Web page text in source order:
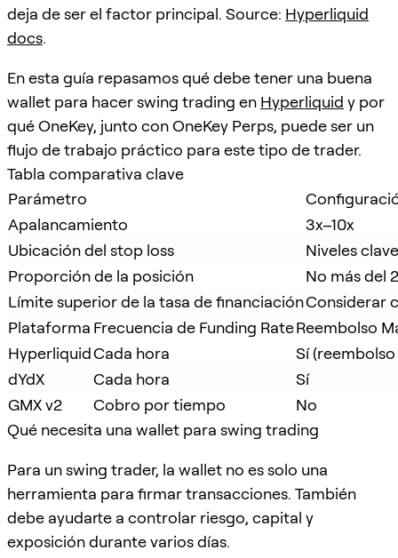
deja de ser el factor principal. Source: Hyperliquid
docs.
En esta guía repasamos qué debe tener una buena
wallet para hacer swing trading en Hyperliquid y por
qué OneKey, junto con OneKey Perps, puede ser un
flujo de trabajo práctico para este tipo de trader.
Tabla comparativa clave
Parámetro
Apalancamiento
3x–10x
Ubicación del stop loss
Niveles
Proporción de la posición
No más del
Límite superior de la tasa de financiaciónConsiderar
Plataforma Frecuencia de Funding RateReembolso
HyperliquidCada hora
Sí
dYdX
Cada hora
Sí
GMX v2
Cobro por tiempo
No
Qué necesita una wallet para swing trading
Para un swing trader, la wallet no es solo una
herramienta para firmar transacciones. También
debe ayudarte a controlar riesgo, capital y
exposición durante varios días.